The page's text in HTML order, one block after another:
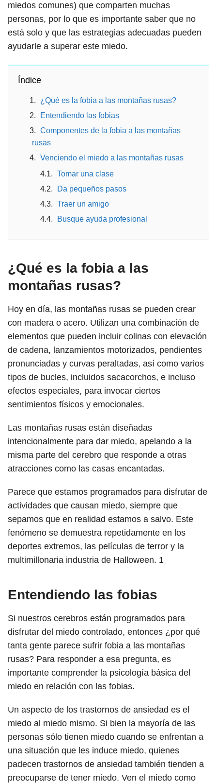
miedos comunes) que comparten muchas
personas, por lo que es importante saber que no
está solo y que las estrategias adecuadas pueden
ayudarle a superar este miedo.
Índice
¿Qué es la fobia a las montañas rusas?
Entendiendo las fobias
Componentes de la fobia a las montañas
rusas
Venciendo el miedo a las montañas rusas
Tomar una clase
Da pequeños pasos
Traer un amigo
Busque ayuda profesional
¿Qué es la fobia a las
montañas rusas?
Hoy en día, las montañas rusas se pueden crear
con madera o acero. Utilizan una combinación de
elementos que pueden incluir colinas con elevación
de cadena, lanzamientos motorizados, pendientes
pronunciadas y curvas peraltadas, así como varios
tipos de bucles, incluidos sacacorchos, e incluso
efectos especiales, para invocar ciertos
sentimientos físicos y emocionales.
Las montañas rusas están diseñadas
intencionalmente para dar miedo, apelando a la
misma parte del cerebro que responde a otras
atracciones como las casas encantadas.
Parece que estamos programados para disfrutar de
actividades que causan miedo, siempre que
sepamos que en realidad estamos a salvo. Este
fenómeno se demuestra repetidamente en los
deportes extremos, las películas de terror y la
multimillonaria industria de Halloween. 1
Entendiendo las fobias
Si nuestros cerebros están programados para
disfrutar del miedo controlado, entonces ¿por qué
tanta gente parece sufrir fobia a las montañas
rusas? Para responder a esa pregunta, es
importante comprender la psicología básica del
miedo en relación con las fobias.
Un aspecto de los trastornos de ansiedad es el
miedo al miedo mismo. Si bien la mayoría de las
personas sólo tienen miedo cuando se enfrentan a
una situación que les induce miedo, quienes
padecen trastornos de ansiedad también tienden a
preocuparse de tener miedo. Ven el miedo como